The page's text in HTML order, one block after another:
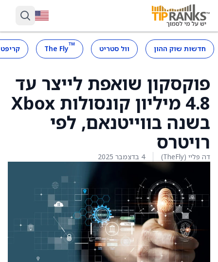
חדשות שוק ההון וול סטריט ™
The Fly
פוקסקון שואפת לייצר עד
4.8 מיליון קונסולות Xbox
בשנה בווייטנאם, לפי
רויטרס
דה פליי (TheFly) 4 בדצמבר 2025